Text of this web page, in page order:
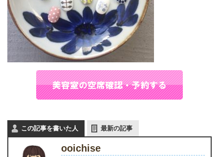
この記事を書いた人 最新の記事
ooichise